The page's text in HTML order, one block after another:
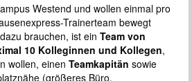
Westend und wollen einmal pro
Trainerteam bewegt
brauchen, ist ein Team von
10 Kolleginnen und Kollegen,
wollen, einen Teamkapitän sowie
(größeres Büro,